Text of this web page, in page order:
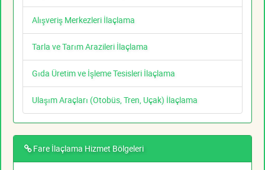
Alışveriş Merkezleri İlaçlama
Tarla ve Tarım Arazileri İlaçlama
Gıda Üretim ve İşleme Tesisleri İlaçlama
Ulaşım Araçları (Otobüs, Tren, Uçak) İlaçlama
Fare İlaçlama Hizmet Bölgeleri